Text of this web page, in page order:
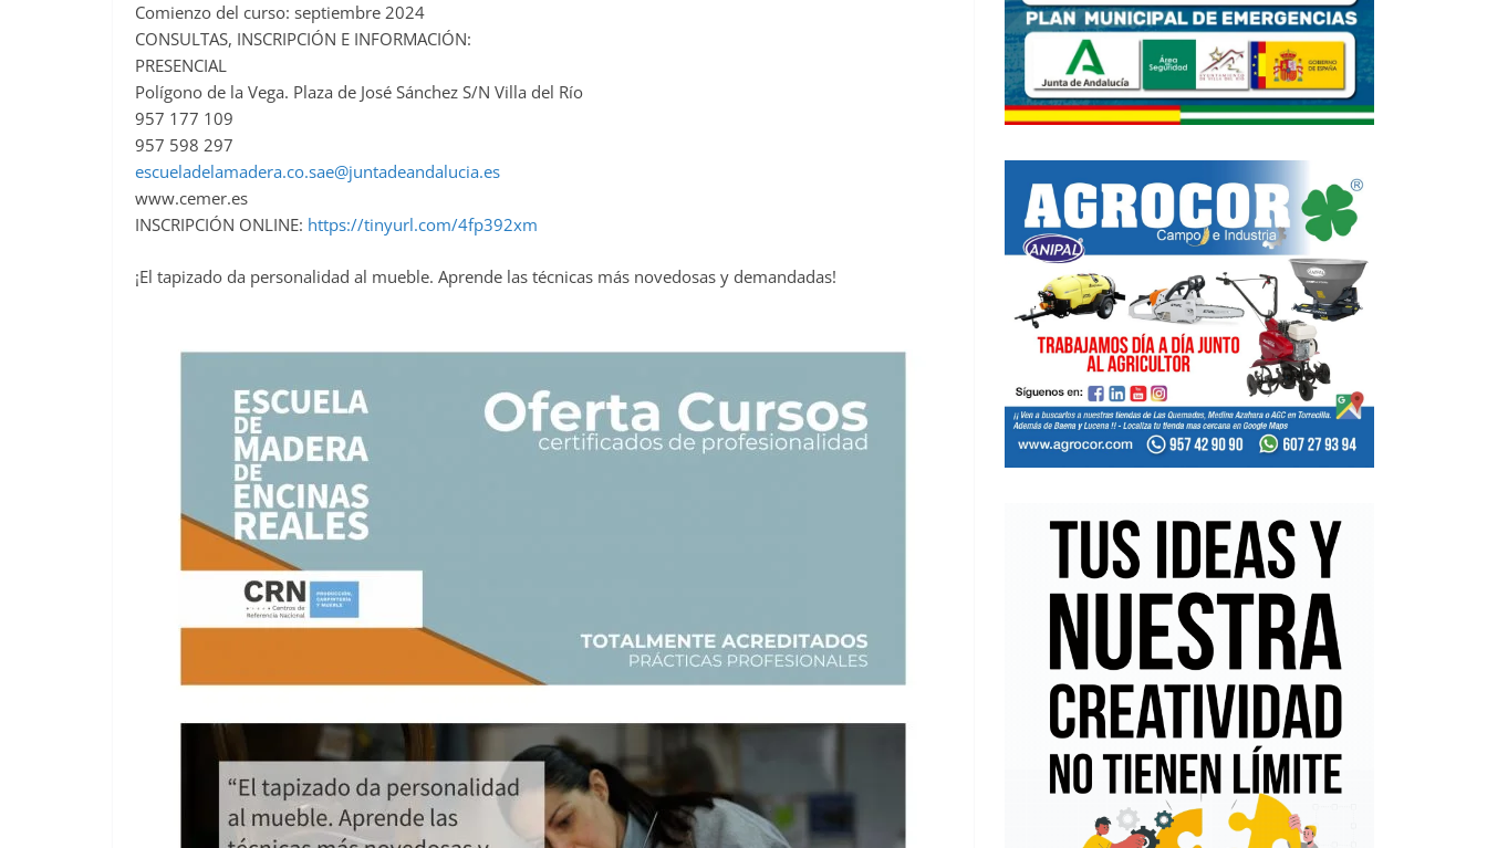
Comienzo del curso: septiembre 2024
CONSULTAS, INSCRIPCIÓN E INFORMACIÓN:
PRESENCIAL
Polígono de la Vega. Plaza de José Sánchez S/N Villa del Río
957 177 109
957 598 297
escueladelamadera.co.sae@juntadeandalucia.es
www.cemer.es
INSCRIPCIÓN ONLINE: https://tinyurl.com/4fp392xm
¡El tapizado da personalidad al mueble. Aprende las técnicas más novedosas y demandadas!